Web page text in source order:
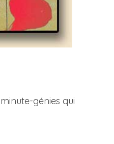
génies qui